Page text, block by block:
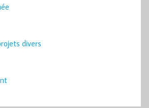
divers